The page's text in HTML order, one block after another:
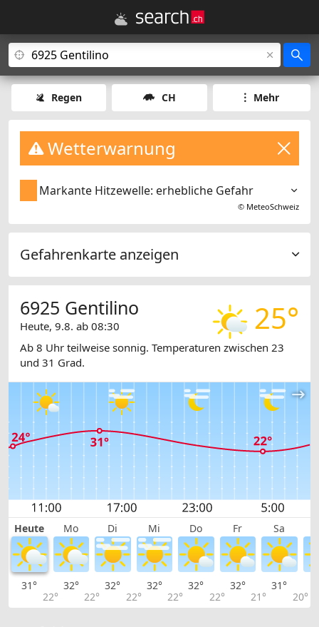
Regen CH Mehr
Wetterwarnung
Markante Hitzewelle: erhebliche Gefahr
© MeteoSchweiz
Gefahrenkarte anzeigen
25°
6925 Gentilino
Heute, 9.8. ab 08:30
Ab 8 Uhr teilweise sonnig. Temperaturen zwischen 23
und 31 Grad.
Heute Mo Di Mi Do Fr Sa
31°
22°
32°
22°
32°
22°
32°
22°
32°
22°
32°
21°
31°
20°